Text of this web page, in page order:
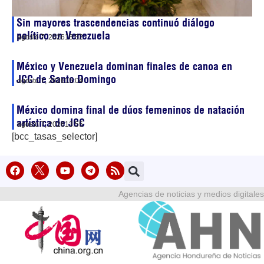
Sin mayores trascendencias continuó diálogo
político en Venezuela
agosto 7, 202618:52
México y Venezuela dominan finales de canoa en
JCC de Santo Domingo
agosto 7, 202615:04
México domina final de dúos femeninos de natación
artística de JCC
agosto 7, 202613:55
[bcc_tasas_selector]
Agencias de noticias y medios digitales